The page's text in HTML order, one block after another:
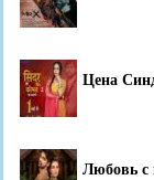
Цена
Любовь с